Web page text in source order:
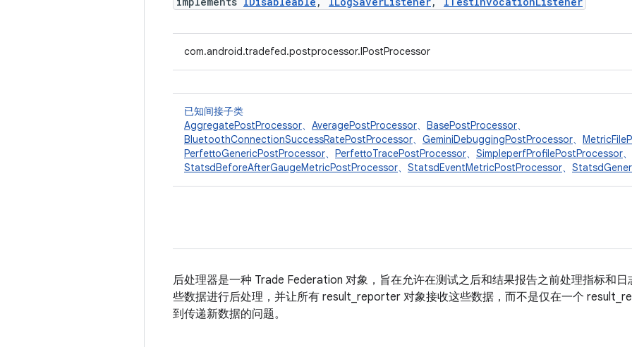
com.android.tradefed.postprocessor.IPostProcessor
已知间接子类
AggregatePostProcessor、 AveragePostProcessor、 BasePostProcessor、
BluetoothConnectionSuccessRatePostProcessor、 GeminiDebuggingPostProcessor、
PerfettoGenericPostProcessor、 PerfettoTracePostProcessor、 SimpleperfProfilePostProcessor、
StatsdBeforeAfterGaugeMetricPostProcessor、 StatsdEventMetricPostProcessor、
后处理器是一种 Trade Federation 对象，旨在允许在测试之后和结果报告之前处理指标和
些数据进行后处理，并让所有 result_reporter 对象接收这些数据，而不是仅在一个
到传递新数据的问题。